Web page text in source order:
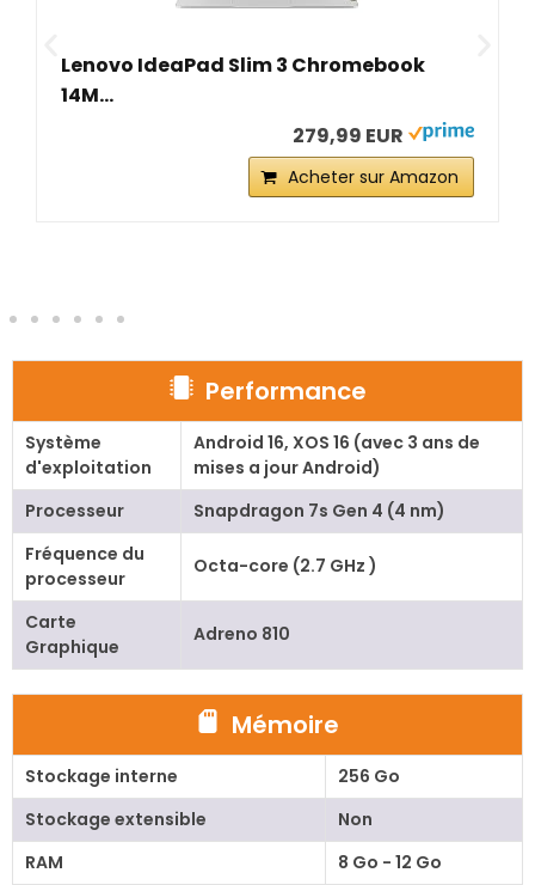
Lenovo IdeaPad Slim 3 Chromebook
14M...
279,99 EUR
Acheter sur Amazon
Performance
Système
d'exploitation
Android 16, XOS 16 (avec 3 ans de
mises a jour Android)
Processeur
Snapdragon 7s Gen 4 (4 nm)
Fréquence du
processeur
Octa-core (2.7 GHz )
Carte
Graphique
Adreno 810
Mémoire
Stockage interne
256 Go
Stockage extensible
Non
RAM
8 Go - 12 Go